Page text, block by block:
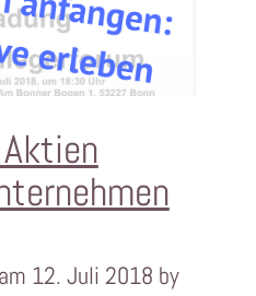
12. Juli 2018 by